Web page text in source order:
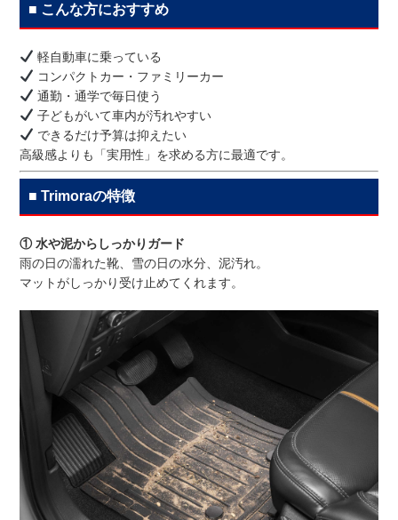
■ こんな方におすすめ
軽自動車に乗っている
コンパクトカー・ファミリーカー
通勤・通学で毎日使う
子どもがいて車内が汚れやすい
できるだけ予算は抑えたい
高級感よりも「実用性」を求める方に最適です。
■ Trimoraの特徴
① 水や泥からしっかりガード
雨の日の濡れた靴、雪の日の水分、泥汚れ。
マットがしっかり受け止めてくれます。